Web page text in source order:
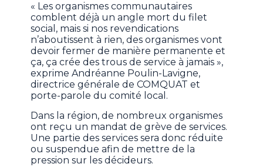
« Les organismes communautaires
comblent déjà un angle mort du filet
social, mais si nos revendications
n’aboutissent à rien, des organismes vont
devoir fermer de manière permanente et
ça, ça crée des trous de service à jamais »,
exprime Andréanne Poulin-Lavigne,
directrice générale de COMQUAT et
porte-parole du comité local.
Dans la région, de nombreux organismes
ont reçu un mandat de grève de services.
Une partie des services sera donc réduite
ou suspendue afin de mettre de la
pression sur les décideurs.